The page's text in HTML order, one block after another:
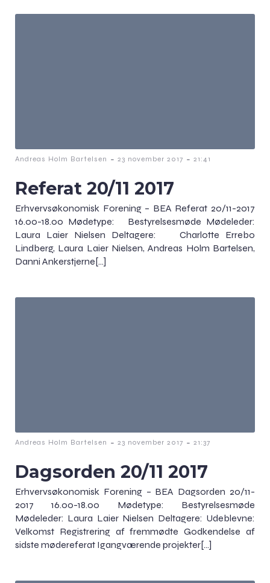
Andreas Holm Bartelsen - 23 november 2017 - 21:41
Referat 20/11 2017
Erhvervsøkonomisk Forening – BEA Referat 20/11-2017
16.00-18.00 Mødetype: Bestyrelsesmøde Mødeleder:
Laura Laier Nielsen Deltagere: Charlotte Errebo
Lindberg, Laura Laier Nielsen, Andreas Holm Bartelsen,
Danni Ankerstjerne[…]
Andreas Holm Bartelsen - 23 november 2017 - 21:37
Dagsorden 20/11 2017
Erhvervsøkonomisk Forening – BEA Dagsorden 20/11-
2017 16.00-18.00 Mødetype: Bestyrelsesmøde
Mødeleder: Laura Laier Nielsen Deltagere: Udeblevne:
Velkomst Registrering af fremmødte Godkendelse af
sidste mødereferat Igangværende projekter[…]